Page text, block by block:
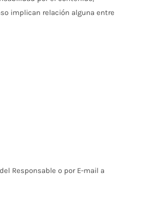
implican relación alguna entre
Responsable o por E-mail a